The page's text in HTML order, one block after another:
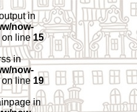
in
now-
on line 15
in
now-
on line 19
in